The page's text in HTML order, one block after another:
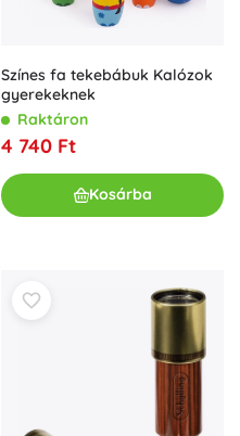
Színes fa tekebábuk Kalózok
gyerekeknek
Raktáron
4 740 Ft
Kosárba